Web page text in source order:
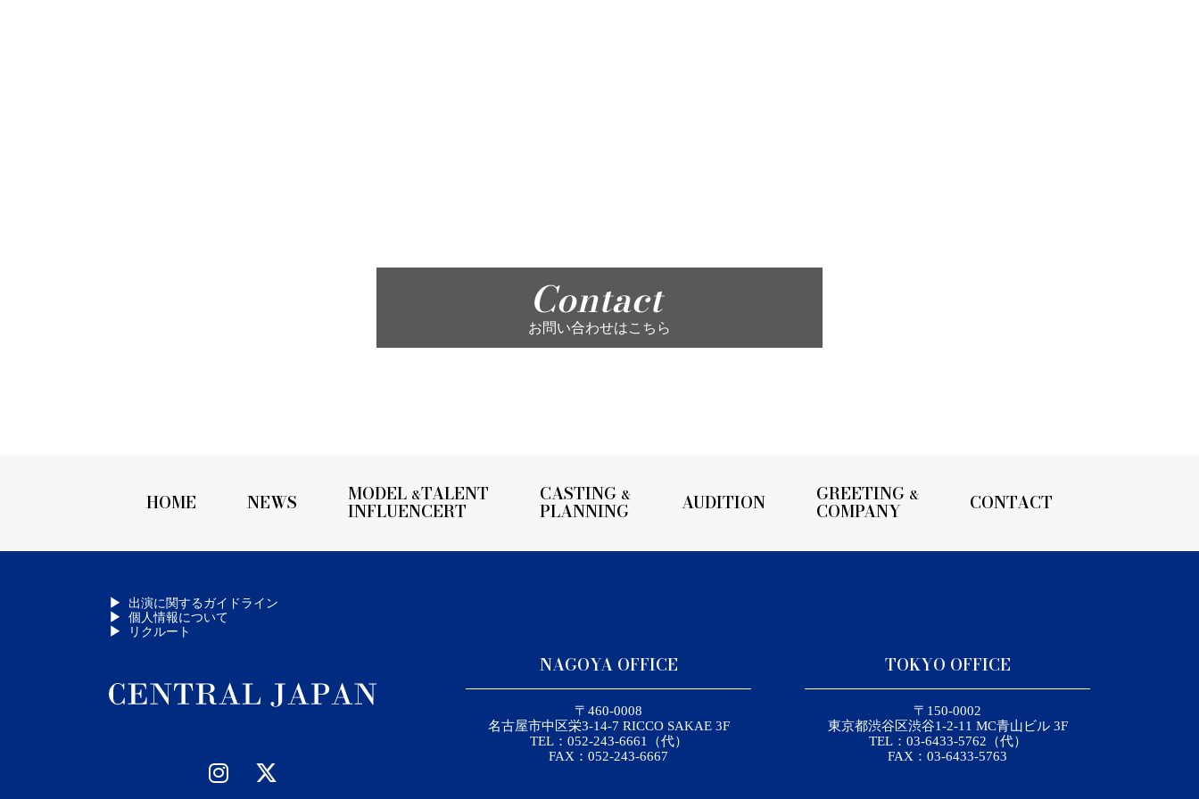
Contact
お問い合わせはこちら
HOME NEWS MODEL &TALENT
INFLUENCERT
CASTING &
PLANNING AUDITION GREETING &
COMPANY CONTACT
出演に関するガイドライン
個人情報について
リクルート
NAGOYA OFFICE
〒460-0008
名古屋市中区栄3-14-7 RICCO SAKAE 3F
TEL：052-243-6661（代）
FAX：052-243-6667
TOKYO OFFICE
〒150-0002
東京都渋谷区渋谷1-2-11 MC青山ビル 3F
TEL：03-6433-5762（代）
FAX：03-6433-5763